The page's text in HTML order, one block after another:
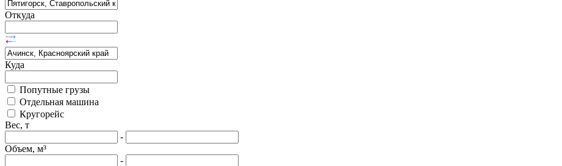
Откуда
Куда
Попутные грузы
Отдельная машина
Кругорейс
Вес, т
-
Объем, м³
-